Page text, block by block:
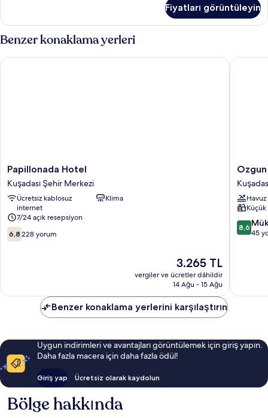
tüm
fotoğrafları
görün
İki
Ayrı
Yataklı
Oda
hakkında
Fiyatları görüntüleyin
Benzer konaklama yerleri
Papillonada
Hotel
Kuşadası
Şehir
Merkezi
Papillonada Hotel
Kuşadası Şehir Merkezi
Ücretsiz kablosuz
internet
Klima
7/24 açık resepsiyon
10
üzerinden
6,8 228 yorum
Güncel
fiyat:
3.265 TL
3.265 TL
vergiler ve ücretler dâhildir
14 Ağu - 15 Ağu
Papillonada Hotel
Ozgun
Apart
Hotel
Şehir
Merkezi
Havuz
10
8,6
45
Ozgun
Benzer konaklama yerlerini karşılaştırın
Uygun indirimleri ve avantajları görüntülemek için giriş yapın.
Daha fazla macera için daha fazla ödül!
Giriş yap Ücretsiz olarak kaydolun
Bölge hakkında